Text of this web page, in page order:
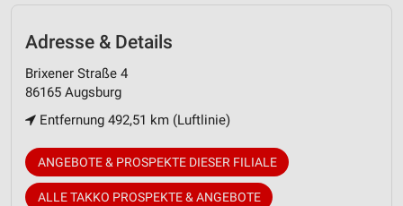
Adresse & Details
Brixener Straße 4
86165 Augsburg
Entfernung 492,51 km (Luftlinie)
ANGEBOTE & PROSPEKTE DIESER FILIALE
ALLE TAKKO PROSPEKTE & ANGEBOTE